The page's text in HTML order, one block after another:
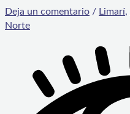
Deja un comentario / Limarí,
Norte